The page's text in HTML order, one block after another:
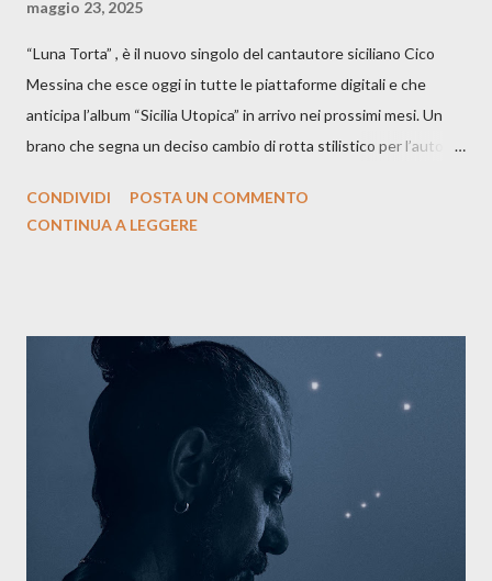
maggio 23, 2025
“Luna Torta” , è il nuovo singolo del cantautore siciliano Cico
Messina che esce oggi in tutte le piattaforme digitali e che
anticipa l’album “Sicilia Utopica” in arrivo nei prossimi mesi. Un
brano che segna un deciso cambio di rotta stilistico per l’autore
testo ibrido tra italiano e siciliano, e un’urgenza espressiva che
La canzone racconta la difficoltà di creare, e perfino di esistere,
sotto il peso della realtà. Ma lo fa cercando una via d’uscita, una
forma di assoluzione, nel vivere e nel suonare, nel trovare respiro
anche quando l’aria sembra farsi più densa. Il brano è anche una
dichiarazione d’intenti: Cico Messina apre il suo nuovo percorso
artistico con una composizi...
CONDIVIDI
POSTA UN COMMENTO
CONTINUA A LEGGERE